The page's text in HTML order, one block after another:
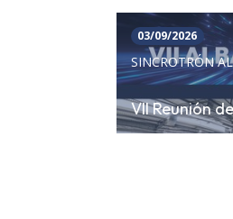
03/09/2026
SINCROTRÓN
VII Reunión